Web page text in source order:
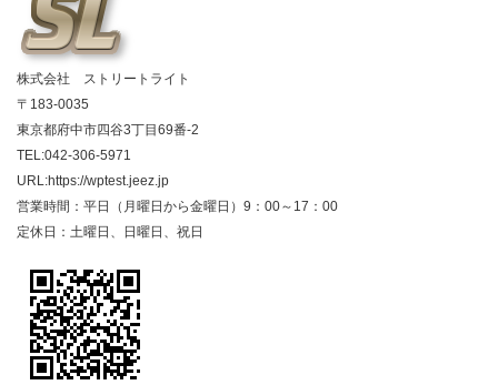
株式会社 ストリートライト
〒183-0035
東京都府中市四谷3丁目69番-2
TEL:042-306-5971
URL:https://wptest.jeez.jp
営業時間：平日（月曜日から金曜日）9：00～17：00
定休日：土曜日、日曜日、祝日